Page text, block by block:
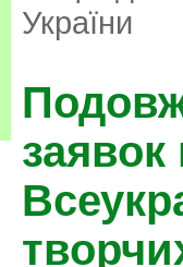
України
заявок